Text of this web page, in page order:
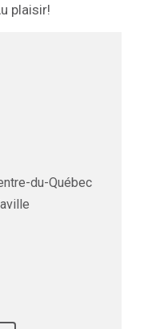
plaisir!
du-Québec